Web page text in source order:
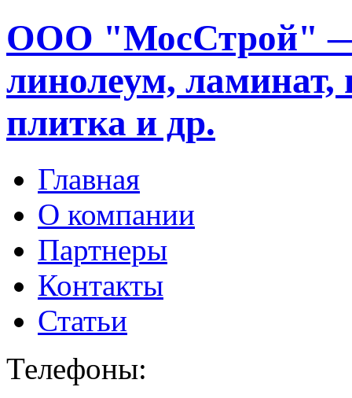
ООО "МосСтрой" —
линолеум, ламинат,
плитка и др.
Главная
О компании
Партнеры
Контакты
Статьи
Телефоны: